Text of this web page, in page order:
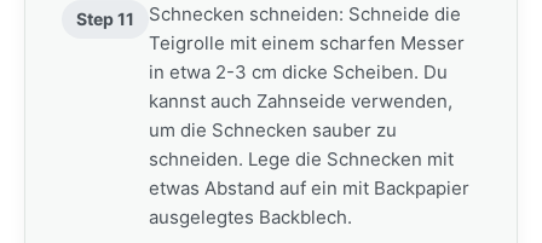
Step 11
Schnecken schneiden: Schneide die
Teigrolle mit einem scharfen Messer
in etwa 2-3 cm dicke Scheiben. Du
kannst auch Zahnseide verwenden,
um die Schnecken sauber zu
schneiden. Lege die Schnecken mit
etwas Abstand auf ein mit Backpapier
ausgelegtes Backblech.